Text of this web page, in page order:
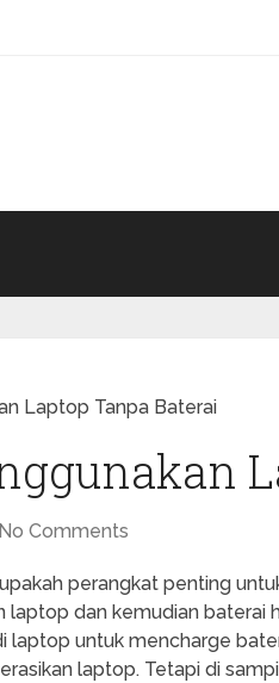
Laptop Tanpa Baterai
No Comments
perangkat penting
dan kemudian baterai
laptop untuk mencharge
laptop. Tetapi di